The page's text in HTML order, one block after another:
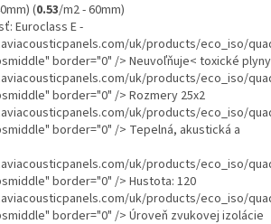
(0.53/m2 - 60mm)
Euroclass E -
uk/products/eco_iso/
border="0" /> Neuvoľňuje< toxické plyny
uk/products/eco_iso/
border="0" /> Rozmery 25x2
uk/products/eco_iso/
border="0" /> Tepelná, akustická a
uk/products/eco_iso/
border="0" /> Hustota: 120
uk/products/eco_iso/
border="0" /> Úroveň zvukovej izolácie